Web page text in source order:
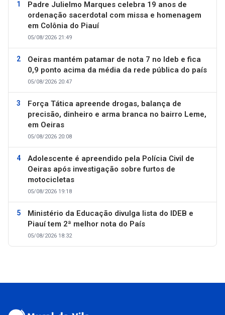
Padre Julielmo Marques celebra 19 anos de
ordenação sacerdotal com missa e homenagem
em Colônia do Piauí
05/08/2026 21:49
Oeiras mantém patamar de nota 7 no Ideb e fica
0,9 ponto acima da média da rede pública do país
05/08/2026 20:47
Força Tática apreende drogas, balança de
precisão, dinheiro e arma branca no bairro Leme,
em Oeiras
05/08/2026 20:08
Adolescente é apreendido pela Polícia Civil de
Oeiras após investigação sobre furtos de
motocicletas
05/08/2026 19:18
Ministério da Educação divulga lista do IDEB e
Piauí tem 2ª melhor nota do País
05/08/2026 18:32